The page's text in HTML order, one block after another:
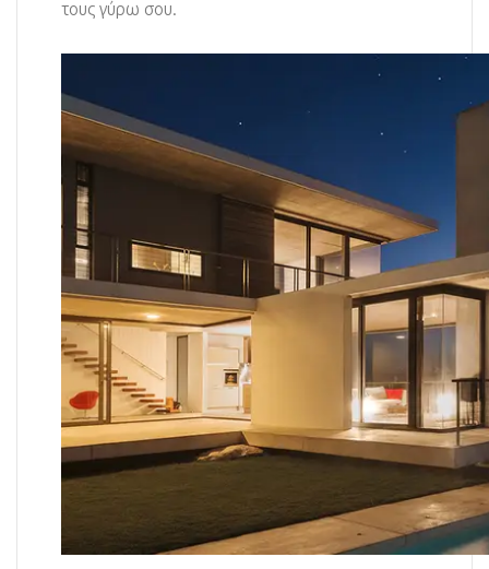
τους γύρω σου.